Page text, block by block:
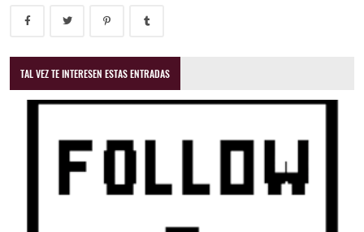
TAL VEZ TE INTERESEN ESTAS ENTRADAS